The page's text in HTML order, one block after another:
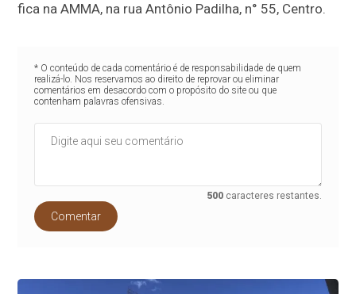
fica na AMMA, na rua Antônio Padilha, n° 55, Centro.
* O conteúdo de cada comentário é de responsabilidade de quem
realizá-lo. Nos reservamos ao direito de reprovar ou eliminar
comentários em desacordo com o propósito do site ou que
contenham palavras ofensivas.
500 caracteres restantes.
Comentar